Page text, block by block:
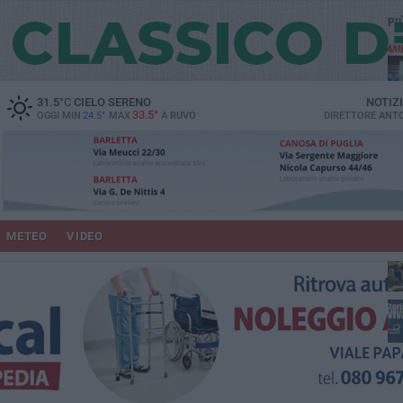
31.5°CCIELO SERENO
OGGI MIN 24.5° MAX 33.5° A RUVO DIRETTORE
METEO VIDEO